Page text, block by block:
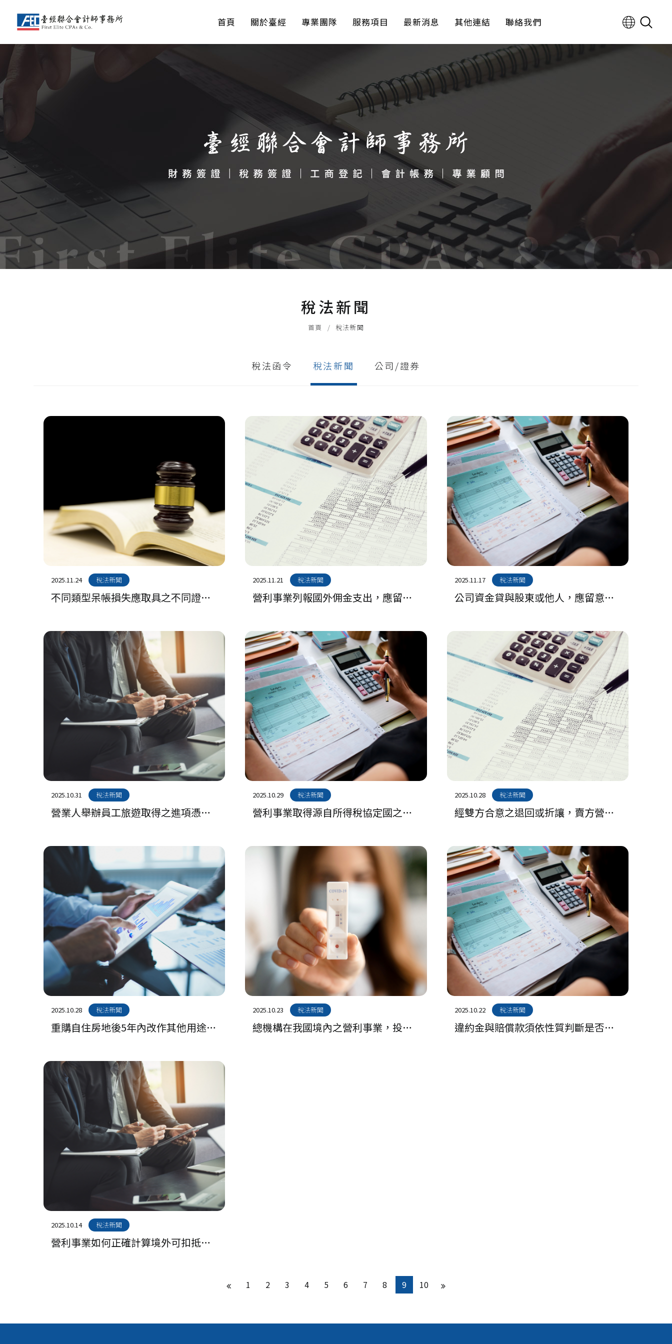
首頁 關於臺經 專業團隊 服務項目
計）相關服務
稅務簽證相關服務
公開發行與申請上
市上櫃諮詢輔導
工商登記相關服務
會計帳務相關服務
人事薪資費用管理
特殊專業顧問服務
最新消息
稅法函令
稅法新聞
公司/證券
其他連結 聯絡我們
稅法新聞
首頁 稅法新聞
稅法函令 稅法新聞 公司/證券
2025.11.24 稅法新聞
不同類型呆帳損失應取具之不同證明
2025.11.21 稅法新聞
營利事業列報國外佣金支出，應留意
2025.11.17 稅法新聞
公司資金貸與股東或他人，應留意計
2025.10.31 稅法新聞
營業人舉辦員工旅遊取得之進項憑證
2025.10.29 稅法新聞
營利事業取得源自所得稅協定國之境
稅額，不得申報扣抵
2025.10.28 稅法新聞
經雙方合意之退回或折讓，賣方營業
傳
2025.10.28 稅法新聞
重購自住房地後5年內改作其他用途或
2025.10.23 稅法新聞
總機構在我國境內之營利事業，投資
2025.10.22 稅法新聞
違約金與賠償款須依性質判斷是否開
2025.10.14 稅法新聞
營利事業如何正確計算境外可扣抵稅
1 2 3 4 5 6 7 8 9 10